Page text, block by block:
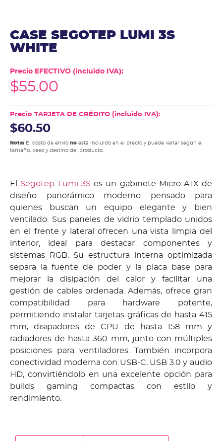
CASE SEGOTEP LUMI 3S
WHITE
Precio EFECTIVO (incluido IVA):
$55.00
Precio TARJETA DE CRÉDITO (incluido IVA):
$60.50
Nota: El costo de envío no está incluido en el precio y puede variar según el
tamaño, peso y destino del producto.
El Segotep Lumi 3S es un gabinete Micro-ATX de
diseño panorámico moderno pensado para
quienes buscan un equipo elegante y bien
ventilado. Sus paneles de vidrio templado unidos
en el frente y lateral ofrecen una vista limpia del
interior, ideal para destacar componentes y
sistemas RGB. Su estructura interna optimizada
separa la fuente de poder y la placa base para
mejorar la disipación del calor y facilitar una
gestión de cables ordenada. Además, ofrece gran
compatibilidad para hardware potente,
permitiendo instalar tarjetas gráficas de hasta 415
mm, disipadores de CPU de hasta 158 mm y
radiadores de hasta 360 mm, junto con múltiples
posiciones para ventiladores. También incorpora
conectividad moderna con USB-C, USB 3.0 y audio
HD, convirtiéndolo en una excelente opción para
builds gaming compactas con estilo y
rendimiento.